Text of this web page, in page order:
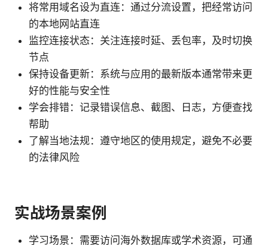
将常用域名设为直连：通过分流设置，把经常访问
的本地网站直连
监控连接状态：关注连接时延、丢包率，及时切换
节点
保持设备更新：系统与应用的最新版本通常带来更
好的性能与安全性
学会排错：记录错误信息、截图、日志，方便查找
帮助
了解当地法规：遵守地区的使用规定，避免不必要
的法律风险
实战场景案例
学习场景：需要访问海外数据库或学术资源，可通